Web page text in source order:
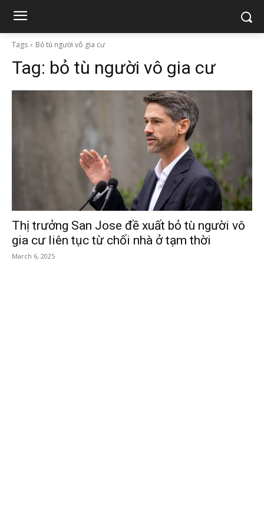
Tags Bỏ tù người vô gia cư
Tag: bỏ tù người vô gia cư
Thị trưởng San Jose đề xuất bỏ tù người vô
gia cư liên tục từ chối nhà ở tạm thời
March 6, 2025